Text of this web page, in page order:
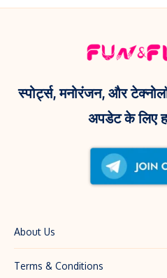
इस
वेब
सीरीज़!
के
स्पोर्ट्स, मनोरंजन, और
अपडेट के लिए
About Us
Terms & Conditions